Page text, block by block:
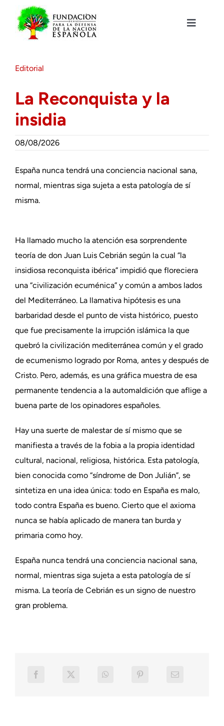
contenido
Toggle
Actualidad
Actividades
Colabora
Editorial
La Reconquista y la
insidia
08/08/2026
España nunca tendrá una conciencia nacional sana,
normal, mientras siga sujeta a esta patología de sí
misma.
Ha llamado mucho la atención esa sorprendente
teoría de don Juan Luis Cebrián según la cual “la
insidiosa reconquista ibérica” impidió que floreciera
una “civilización ecuménica” y común a ambos lados
del Mediterráneo. La llamativa hipótesis es una
barbaridad desde el punto de vista histórico, puesto
que fue precisamente la irrupción islámica la que
quebró la civilización mediterránea común y el grado
de ecumenismo logrado por Roma, antes y después de
Cristo. Pero, además, es una gráfica muestra de esa
permanente tendencia a la automaldición que aflige a
buena parte de los opinadores españoles.
Hay una suerte de malestar de sí mismo que se
manifiesta a través de la fobia a la propia identidad
cultural, nacional, religiosa, histórica. Esta patología,
bien conocida como “síndrome de Don Julián”, se
sintetiza en una idea única: todo en España es malo,
todo contra España es bueno. Cierto que el axioma
nunca se había aplicado de manera tan burda y
primaria como hoy.
España nunca tendrá una conciencia nacional sana,
normal, mientras siga sujeta a esta patología de sí
misma. La teoría de Cebrián es un signo de nuestro
gran problema.